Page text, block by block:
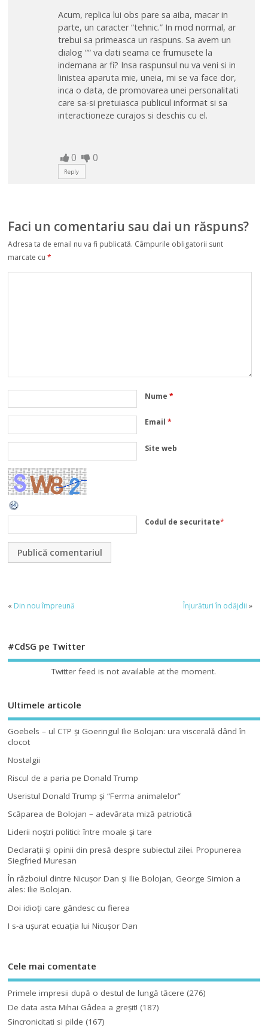
Acum, replica lui obs pare sa aiba, macar in
parte, un caracter “tehnic.” In mod normal, ar
trebui sa primeasca un raspuns. Sa avem un
dialog ““ va dati seama ce frumusete la
indemana ar fi? Insa raspunsul nu va veni si in
linistea aparuta mie, uneia, mi se va face dor,
inca o data, de promovarea unei personalitati
care sa-si pretuiasca publicul informat si sa
interactioneze curajos si deschis cu el.
0 0
Reply
Faci un comentariu sau dai un răspuns?
Adresa ta de email nu va fi publicată. Câmpurile obligatorii sunt
marcate cu*
Nume*
Email*
Site web
Codul de securitate*
« Din nou împreună Înjurături în odăjdii »
#CdSG pe Twitter
Twitter feed is not available at the moment.
Ultimele articole
Goebels – ul CTP şi Goeringul Ilie Bolojan: ura viscerală dând în
clocot
Nostalgii
Riscul de a paria pe Donald Trump
Useristul Donald Trump şi “Ferma animalelor”
Scăparea de Bolojan – adevărata miză patriotică
Liderii noştri politici: între moale şi tare
Declaraţii şi opinii din presă despre subiectul zilei. Propunerea
Siegfried Muresan
În războiul dintre Nicuşor Dan şi Ilie Bolojan, George Simion a
ales: Ilie Bolojan.
Doi idioţi care gândesc cu fierea
I s-a uşurat ecuaţia lui Nicuşor Dan
Cele mai comentate
Primele impresii după o destul de lungă tăcere (276)
De data asta Mihai Gâdea a greşit! (187)
Sincronicitati si pilde (167)